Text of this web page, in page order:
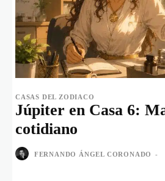
CASAS DEL ZODIACO
Júpiter en Casa 6:
cotidiano
FERNANDO ÁNGEL CORONADO -